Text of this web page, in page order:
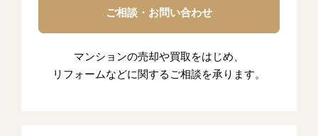
ご相談・お問い合わせ
マンションの売却や買取をはじめ、
リフォームなどに関するご相談を承ります。